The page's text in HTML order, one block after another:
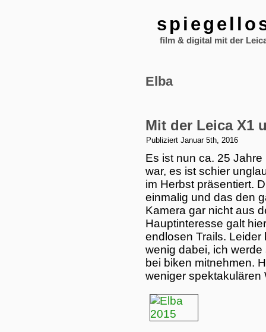
film & digital mit der
Elba
Mit der Leica X1
Publiziert Januar 5th, 2016
Es ist nun ca. 25
war, es ist schier
im Herbst präsentiert.
einmalig und das den
Kamera gar nicht aus
Hauptinteresse galt
endlosen Trails. Leider
wenig dabei, ich
bei biken mitnehmen.
weniger spektakulären